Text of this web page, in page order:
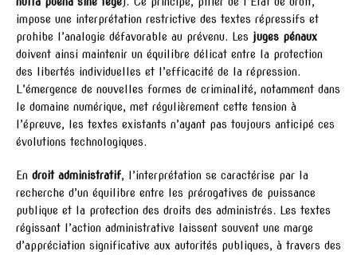
impose une interprétation restrictive des textes répressifs et
prohibe l’analogie défavorable au prévenu. Les juges pénaux
doivent ainsi maintenir un équilibre délicat entre la protection
des libertés individuelles et l’efficacité de la répression.
L’émergence de nouvelles formes de criminalité, notamment dans
le domaine numérique, met régulièrement cette tension à
l’épreuve, les textes existants n’ayant pas toujours anticipé ces
évolutions technologiques.
En droit administratif, l’interprétation se caractérise par la
recherche d’un équilibre entre les prérogatives de puissance
publique et la protection des droits des administrés. Les textes
régissant l’action administrative laissent souvent une marge
d’appréciation significative aux autorités publiques, à travers des